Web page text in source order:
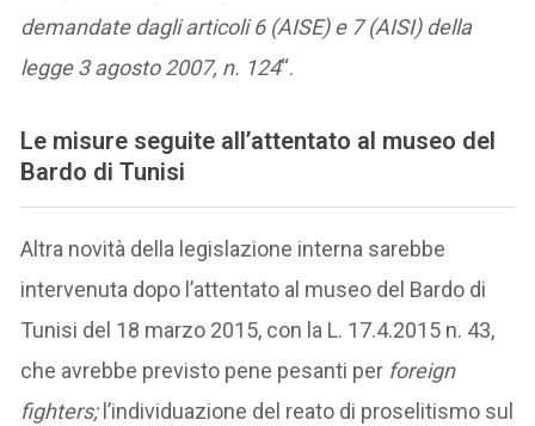
demandate dagli articoli 6 (AISE) e 7 (AISI) della
legge 3 agosto 2007, n. 124“.
Le misure seguite all’attentato al museo del
Bardo di Tunisi
Altra novità della legislazione interna sarebbe
intervenuta dopo l’attentato al museo del Bardo di
Tunisi del 18 marzo 2015, con la L. 17.4.2015 n. 43,
che avrebbe previsto pene pesanti per foreign
fighters; l’individuazione del reato di proselitismo sul